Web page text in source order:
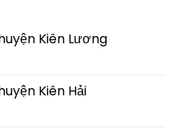
Kiên Lương
Kiên Hải